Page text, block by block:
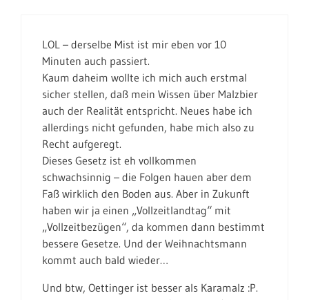
LOL – derselbe Mist ist mir eben vor 10
Minuten auch passiert.
Kaum daheim wollte ich mich auch erstmal
sicher stellen, daß mein Wissen über Malzbier
auch der Realität entspricht. Neues habe ich
allerdings nicht gefunden, habe mich also zu
Recht aufgeregt.
Dieses Gesetz ist eh vollkommen
schwachsinnig – die Folgen hauen aber dem
Faß wirklich den Boden aus. Aber in Zukunft
haben wir ja einen „Vollzeitlandtag“ mit
„Vollzeitbezügen“, da kommen dann bestimmt
bessere Gesetze. Und der Weihnachtsmann
kommt auch bald wieder…
Und btw, Oettinger ist besser als Karamalz :P.